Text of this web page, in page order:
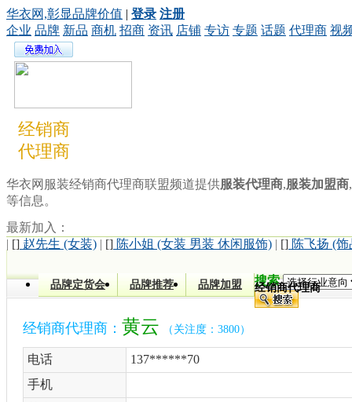
华衣网,彰显品牌价值 | 登录 注册
企业 品牌 新品 商机 招商 资讯 店铺 专访 专题 话题 代理商 视
经销商
代理商
华衣网服装经销商代理商联盟频道提供服装代理商, 服装加盟商,
等信息。
最新加入：
| [] 赵先生 (女装) | [] 陈小姐 (女装 男装 休闲服饰) | [] 陈飞扬 (
品牌定货会 品牌推荐 品牌加盟 搜索
经销商代理商
经销商代理商： 黄云 （关注度：3800）
电话
137******70
手机